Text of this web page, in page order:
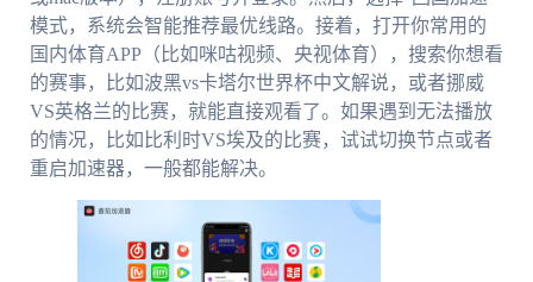
模式，系统会智能推荐最优线路。接着，打开你常用的
国内体育APP（比如咪咕视频、央视体育），搜索你想看
的赛事，比如波黑vs卡塔尔世界杯中文解说，或者挪威
VS英格兰的比赛，就能直接观看了。如果遇到无法播放
的情况，比如比利时VS埃及的比赛，试试切换节点或者
重启加速器，一般都能解决。